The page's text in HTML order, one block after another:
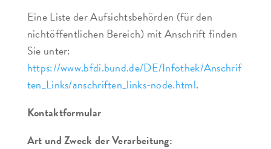
Eine Liste der Aufsichtsbehörden (für den
nichtöffentlichen Bereich) mit Anschrift finden
Sie unter:
https://www.bfdi.bund.de/DE/Infothek/Anschrif
ten_Links/anschriften_links-node.html.
Kontaktformular
Art und Zweck der Verarbeitung: